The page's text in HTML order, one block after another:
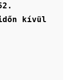
kívül